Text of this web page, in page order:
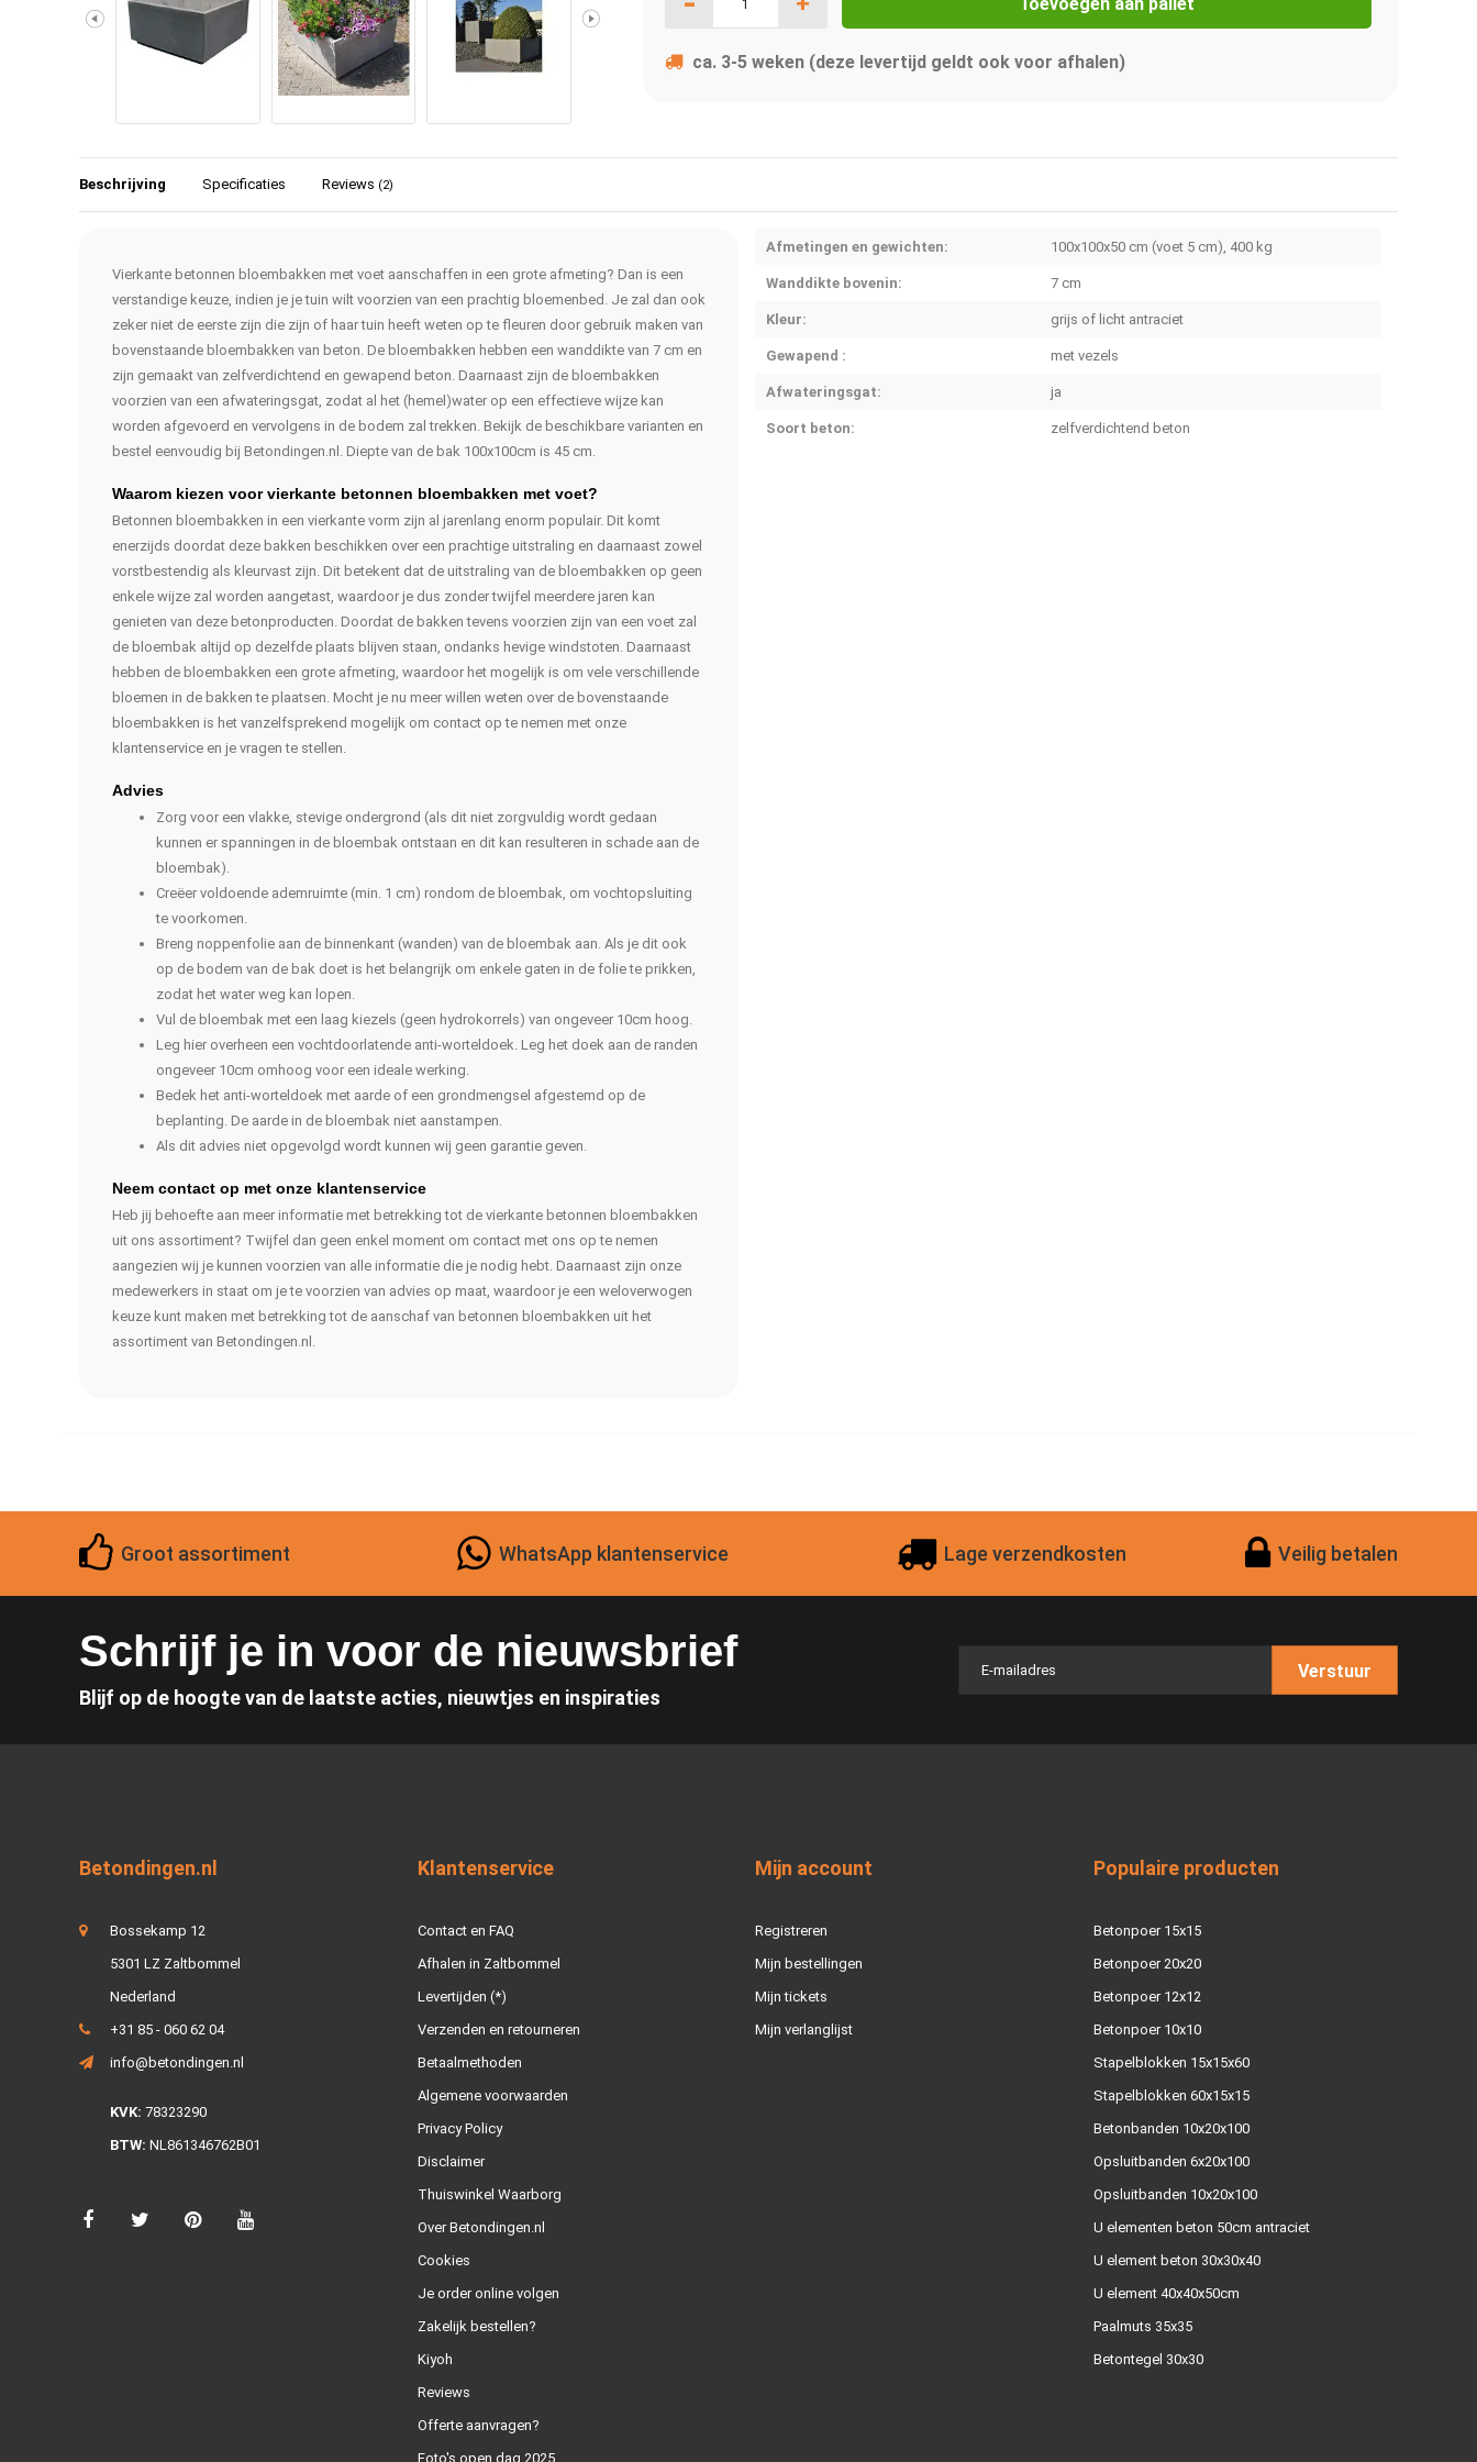
Toevoegen aan pallet
ca. 3-5 weken (deze levertijd geldt ook voor afhalen)
Beschrijving Specificaties Reviews (2)
Vierkante betonnen bloembakken met voet aanschaffen in een grote afmeting? Dan is een
verstandige keuze, indien je je tuin wilt voorzien van een prachtig bloemenbed. Je zal dan ook
zeker niet de eerste zijn die zijn of haar tuin heeft weten op te fleuren door gebruik maken van
bovenstaande bloembakken van beton. De bloembakken hebben een wanddikte van 7 cm en
zijn gemaakt van zelfverdichtend en gewapend beton. Daarnaast zijn de bloembakken
voorzien van een afwateringsgat, zodat al het (hemel)water op een effectieve wijze kan
worden afgevoerd en vervolgens in de bodem zal trekken. Bekijk de beschikbare varianten en
bestel eenvoudig bij Betondingen.nl. Diepte van de bak 100x100cm is 45 cm.
Waarom kiezen voor vierkante betonnen bloembakken met voet?
Betonnen bloembakken in een vierkante vorm zijn al jarenlang enorm populair. Dit komt
enerzijds doordat deze bakken beschikken over een prachtige uitstraling en daarnaast zowel
vorstbestendig als kleurvast zijn. Dit betekent dat de uitstraling van de bloembakken op geen
enkele wijze zal worden aangetast, waardoor je dus zonder twijfel meerdere jaren kan
genieten van deze betonproducten. Doordat de bakken tevens voorzien zijn van een voet zal
de bloembak altijd op dezelfde plaats blijven staan, ondanks hevige windstoten. Daarnaast
hebben de bloembakken een grote afmeting, waardoor het mogelijk is om vele verschillende
bloemen in de bakken te plaatsen. Mocht je nu meer willen weten over de bovenstaande
bloembakken is het vanzelfsprekend mogelijk om contact op te nemen met onze
klantenservice en je vragen te stellen.
Advies
Zorg voor een vlakke, stevige ondergrond (als dit niet zorgvuldig wordt gedaan
kunnen er spanningen in de bloembak ontstaan en dit kan resulteren in schade aan de
bloembak).
Creëer voldoende ademruimte (min. 1 cm) rondom de bloembak, om vochtopsluiting
te voorkomen.
Breng noppenfolie aan de binnenkant (wanden) van de bloembak aan. Als je dit ook
op de bodem van de bak doet is het belangrijk om enkele gaten in de folie te prikken,
zodat het water weg kan lopen.
Vul de bloembak met een laag kiezels (geen hydrokorrels) van ongeveer 10cm hoog.
Leg hier overheen een vochtdoorlatende anti-worteldoek. Leg het doek aan de randen
ongeveer 10cm omhoog voor een ideale werking.
Bedek het anti-worteldoek met aarde of een grondmengsel afgestemd op de
beplanting. De aarde in de bloembak niet aanstampen.
Als dit advies niet opgevolgd wordt kunnen wij geen garantie geven.
Neem contact op met onze klantenservice
Heb jij behoefte aan meer informatie met betrekking tot de vierkante betonnen bloembakken
uit ons assortiment? Twijfel dan geen enkel moment om contact met ons op te nemen
aangezien wij je kunnen voorzien van alle informatie die je nodig hebt. Daarnaast zijn onze
medewerkers in staat om je te voorzien van advies op maat, waardoor je een weloverwogen
keuze kunt maken met betrekking tot de aanschaf van betonnen bloembakken uit het
assortiment van Betondingen.nl.
Afmetingen en gewichten: 100x100x50 cm (voet 5 cm), 400 kg
Wanddikte bovenin: 7 cm
Kleur: grijs of licht antraciet
Gewapend : met vezels
Afwateringsgat: ja
Soort beton: zelfverdichtend beton
Groot assortiment WhatsApp klantenservice Lage verzendkosten Veilig betalen
Schrijf je in voor de nieuwsbrief
Blijf op de hoogte van de laatste acties, nieuwtjes en inspiraties
Verstuur
Betondingen.nl
Bossekamp 12
5301 LZ Zaltbommel
Nederland
+31 85 - 060 62 04
info@betondingen.nl
KVK: 78323290
BTW: NL861346762B01
Klantenservice
Contact en FAQ
Afhalen in Zaltbommel
Levertijden (*)
Verzenden en retourneren
Betaalmethoden
Algemene voorwaarden
Privacy Policy
Disclaimer
Thuiswinkel Waarborg
Over Betondingen.nl
Cookies
Je order online volgen
Zakelijk bestellen?
Kiyoh
Reviews
Offerte aanvragen?
Foto's open dag 2025
Mijn account
Registreren
Mijn bestellingen
Mijn tickets
Mijn verlanglijst
Populaire producten
Betonpoer 15x15
Betonpoer 20x20
Betonpoer 12x12
Betonpoer 10x10
Stapelblokken 15x15x60
Stapelblokken 60x15x15
Betonbanden 10x20x100
Opsluitbanden 6x20x100
Opsluitbanden 10x20x100
U elementen beton 50cm antraciet
U element beton 30x30x40
U element 40x40x50cm
Paalmuts 35x35
Betontegel 30x30